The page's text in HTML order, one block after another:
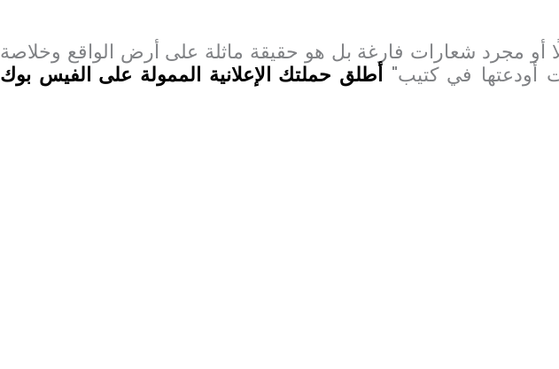
أو مجرد شعارات فارغة بل هو حقيقة ماثلة على أرض الواقع وخلاصة
أودعتها في كتيب" أطلق حملتك الإعلانية الممولة على الفيس بوك